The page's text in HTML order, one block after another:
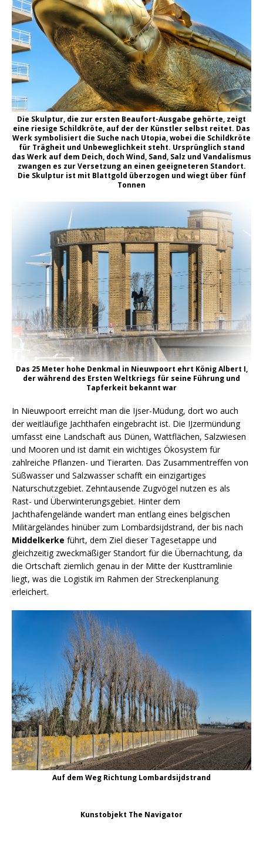
Die Skulptur, die zur ersten Beaufort-Ausgabe gehörte, zeigt
eine riesige Schildkröte, auf der der Künstler selbst reitet. Das
Werk symbolisiert die Suche nach Utopia, wobei die Schildkröte
für Trägheit und Unbeweglichkeit steht. Ursprünglich stand
das Werk auf dem Deich, doch Wind, Sand, Salz und Vandalismus
zwangen es zur Versetzung an einen geeigneteren Standort.
Die Skulptur ist mit Blattgold überzogen und wiegt über fünf
Tonnen
Das 25 Meter hohe Denkmal in Nieuwpoort ehrt König Albert I,
der während des Ersten Weltkriegs für seine Führung und
Tapferkeit bekannt war
In Nieuwpoort erreicht man die Ijser-Müdung, dort wo auch
der weitläufige Jachthafen eingebracht ist. Die IJzermündung
umfasst eine Landschaft aus Dünen, Wattflächen, Salzwiesen
und Mooren und ist damit ein wichtiges Ökosystem für
zahlreiche Pflanzen- und Tierarten. Das Zusammentreffen von
Süßwasser und Salzwasser schafft ein einzigartiges
Naturschutzgebiet. Zehntausende Zugvögel nutzen es als
Rast- und Überwinterungsgebiet. Hinter dem
Jachthafengelände wandert man entlang eines belgischen
Militärgeländes hinüber zum Lombardsijdstrand, der bis nach
Middelkerke führt, dem Ziel dieser Tagesetappe und
gleichzeitig zweckmäßiger Standort für die Übernachtung, da
die Ortschaft ziemlich genau in der Mitte der Kusttramlinie
liegt, was die Logistik im Rahmen der Streckenplanung
erleichert.
Auf dem Weg Richtung Lombardsijdstrand
Kunstobjekt The Navigator